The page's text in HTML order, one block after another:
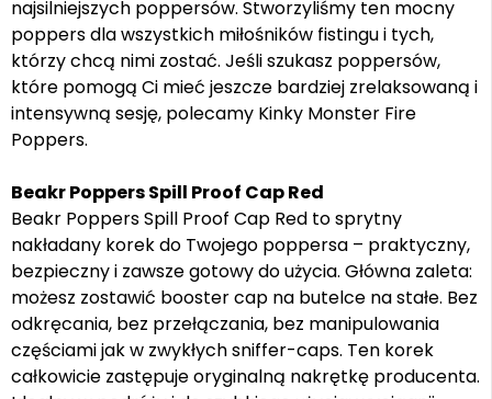
najsilniejszych poppersów. Stworzyliśmy ten mocny
poppers dla wszystkich miłośników fistingu i tych,
którzy chcą nimi zostać. Jeśli szukasz poppersów,
które pomogą Ci mieć jeszcze bardziej zrelaksowaną i
intensywną sesję, polecamy Kinky Monster Fire
Poppers.
Beakr Poppers Spill Proof Cap Red
Beakr Poppers Spill Proof Cap Red to sprytny
nakładany korek do Twojego poppersa – praktyczny,
bezpieczny i zawsze gotowy do użycia. Główna zaleta:
możesz zostawić booster cap na butelce na stałe. Bez
odkręcania, bez przełączania, bez manipulowania
częściami jak w zwykłych sniffer-caps. Ten korek
całkowicie zastępuje oryginalną nakrętkę producenta.